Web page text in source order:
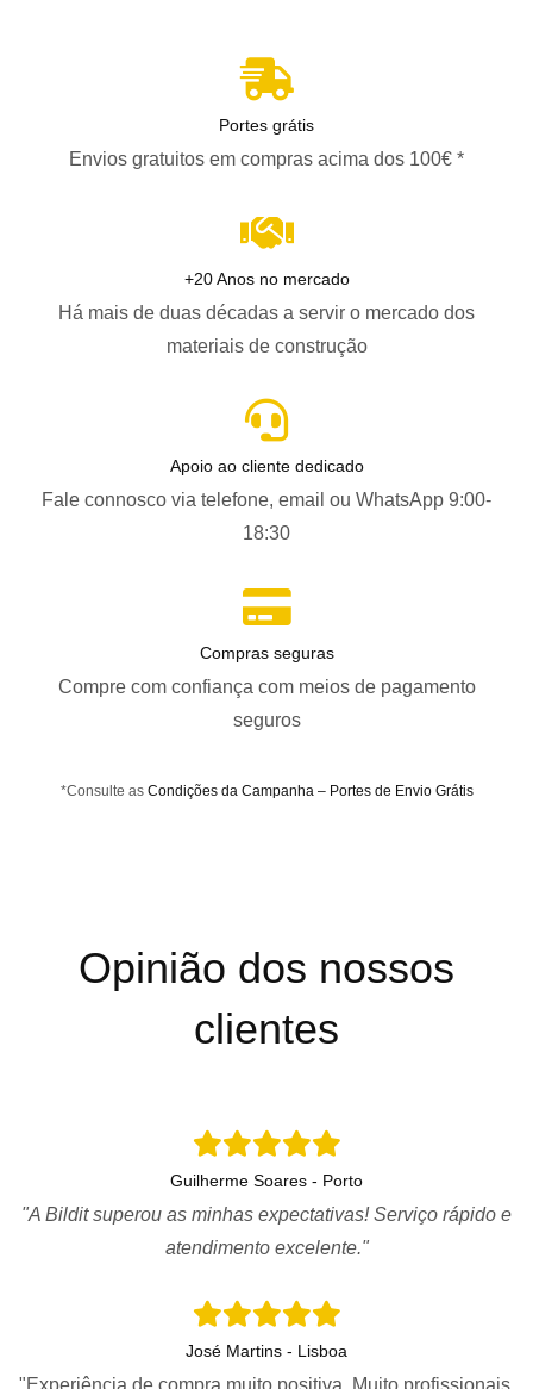
Portes grátis
Envios gratuitos em compras acima dos 100€ *
+20 Anos no mercado
Há mais de duas décadas a servir o mercado dos
materiais de construção
Apoio ao cliente dedicado
Fale connosco via telefone, email ou WhatsApp 9:00-
18:30
Compras seguras
Compre com confiança com meios de pagamento
seguros
*Consulte as Condições da Campanha – Portes de Envio Grátis
Opinião dos nossos
clientes
Guilherme Soares - Porto
"A Bildit superou as minhas expectativas! Serviço rápido e
atendimento excelente."
José Martins - Lisboa
"Experiência de compra muito positiva. Muito profissionais.